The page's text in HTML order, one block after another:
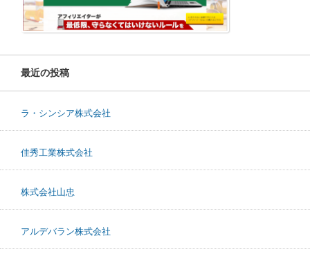
最近の投稿
ラ・シンシア株式会社
佳秀工業株式会社
株式会社山忠
アルデバラン株式会社